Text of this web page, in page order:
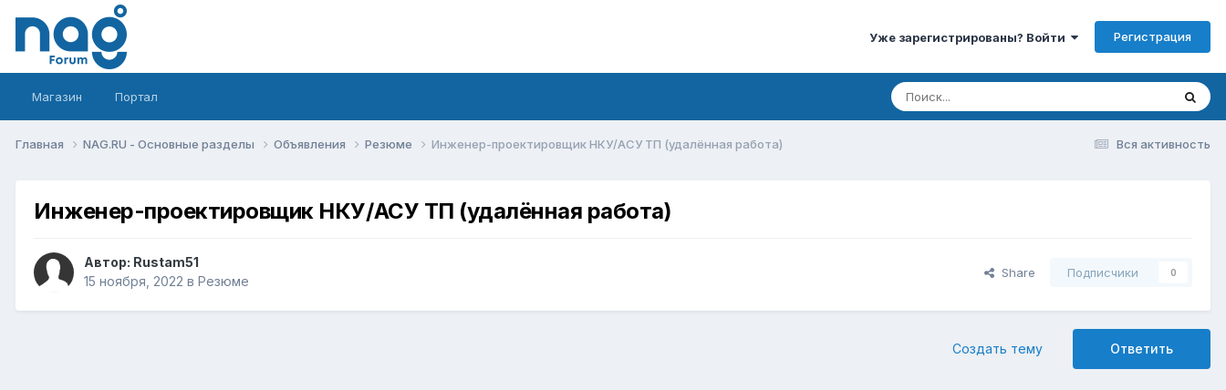
Уже зарегистрированы? Войти Регистрация
Магазин Портал
Вся активность
Главная NAG.RU - Основные разделы Объявления Резюме Инженер-проектировщик НКУ/АСУ ТП (удалённая работа)
Инженер-проектировщик НКУ/АСУ ТП (удалённая работа)
Автор: Rustam51
15 ноября, 2022 в Резюме
Share Подписчики 0
Ответить
Создать тему